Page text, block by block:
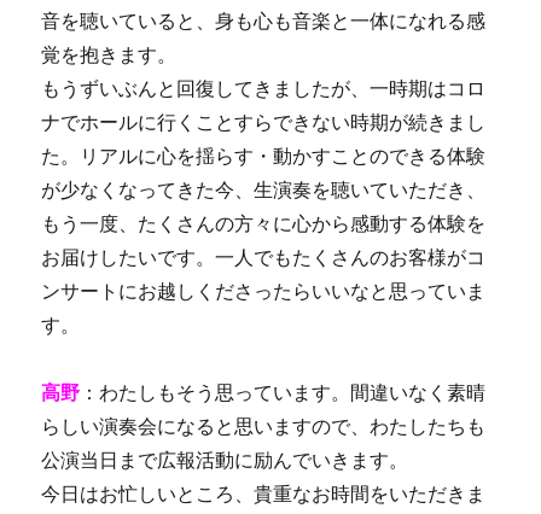
音を聴いていると、身も心も音楽と一体になれる感
覚を抱きます。
もうずいぶんと回復してきましたが、一時期はコロ
ナでホールに行くことすらできない時期が続きまし
た。リアルに心を揺らす・動かすことのできる体験
が少なくなってきた今、生演奏を聴いていただき、
もう一度、たくさんの方々に心から感動する体験を
お届けしたいです。一人でもたくさんのお客様がコ
ンサートにお越しくださったらいいなと思っていま
す。
高野 ：わたしもそう思っています。間違いなく素晴
らしい演奏会になると思いますので、わたしたちも
公演当日まで広報活動に励んでいきます。
今日はお忙しいところ、貴重なお時間をいただきま